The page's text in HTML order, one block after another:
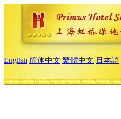
English 简体中文 繁體中文 日本語